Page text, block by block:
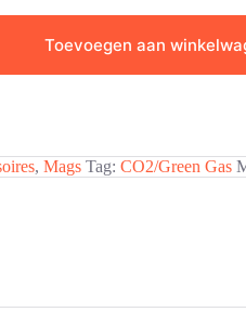
Toevoegen aan
,Mags Tag:CO2/Green Gas